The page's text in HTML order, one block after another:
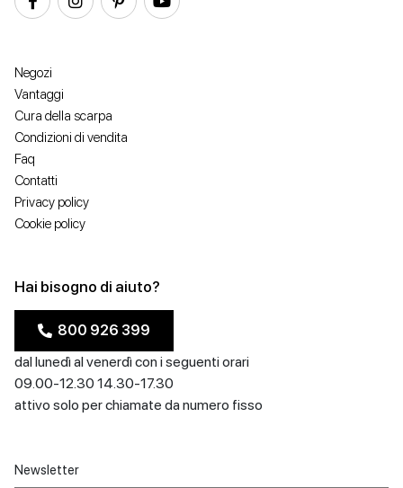
Negozi
Vantaggi
Cura della scarpa
Condizioni di vendita
Faq
Contatti
Privacy policy
Cookie policy
Hai bisogno di aiuto?
800 926 399
dal lunedì al venerdì con i seguenti orari
09.00-12.30 14.30-17.30
attivo solo per chiamate da numero fisso
Newsletter